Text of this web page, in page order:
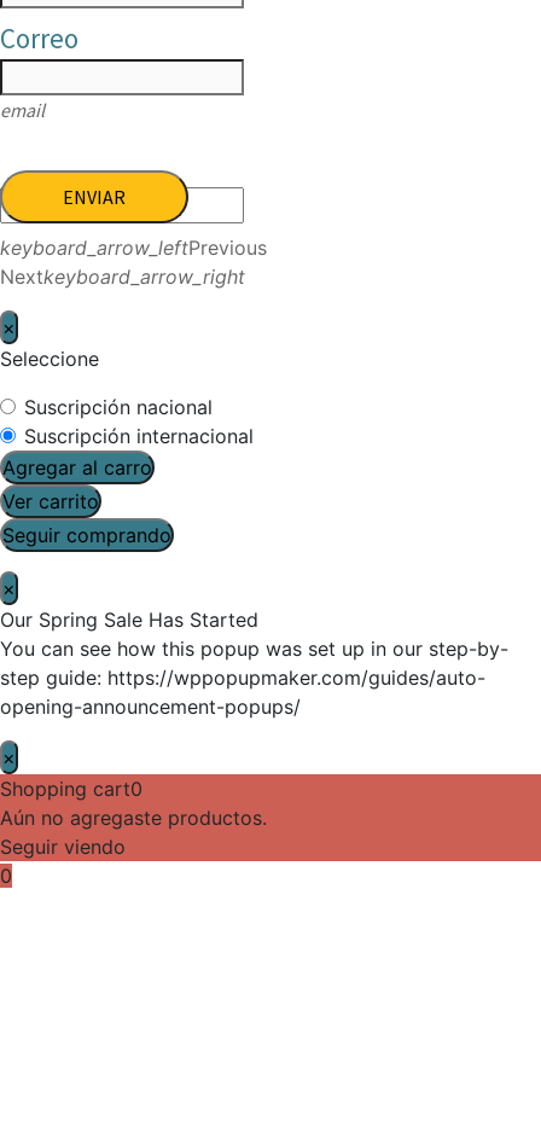
Correo
email
ENVIAR
keyboard_arrow_leftPrevious
Nextkeyboard_arrow_right
×
Seleccione
Suscripción nacional
Suscripción internacional
Agregar al carro
Ver carrito
Seguir comprando
×
Our Spring Sale Has Started
You can see how this popup was set up in our step-by-
step guide: https://wppopupmaker.com/guides/auto-
opening-announcement-popups/
×
Shopping cart0
Aún no agregaste productos.
Seguir viendo
0